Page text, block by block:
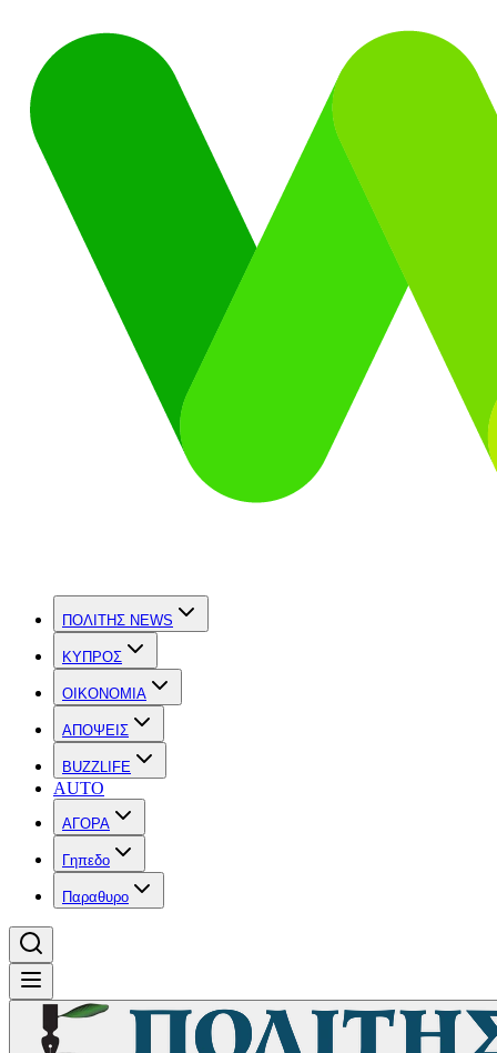
ΠΟΛΙΤΗΣ NEWS
ΚΥΠΡΟΣ
OIKONOMIA
ΑΠΟΨΕΙΣ
BUZZLIFE
AUTO
ΑΓΟΡΑ
Γηπεδο
Παραθυρο